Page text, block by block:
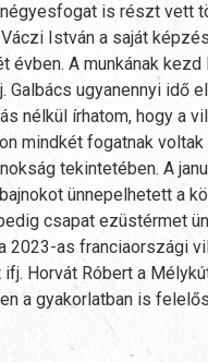
is részt vett
István a saját
A munkának
Galbács ugyanennyi idő
nélkül írhatom, hogy a
mindkét fogatnak
tekintetében. A
ünnepelhetett a
csapat ezüstérmet
as franciaországi
Horvát Róbert a
a gyakorlatban is